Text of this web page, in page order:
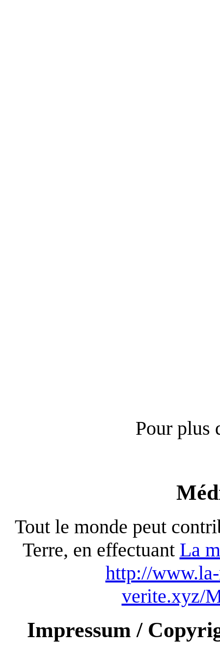
Pour plus
Tout le monde peut
Terre, en effectuant La
http://
verite.xyz/
Impressum /